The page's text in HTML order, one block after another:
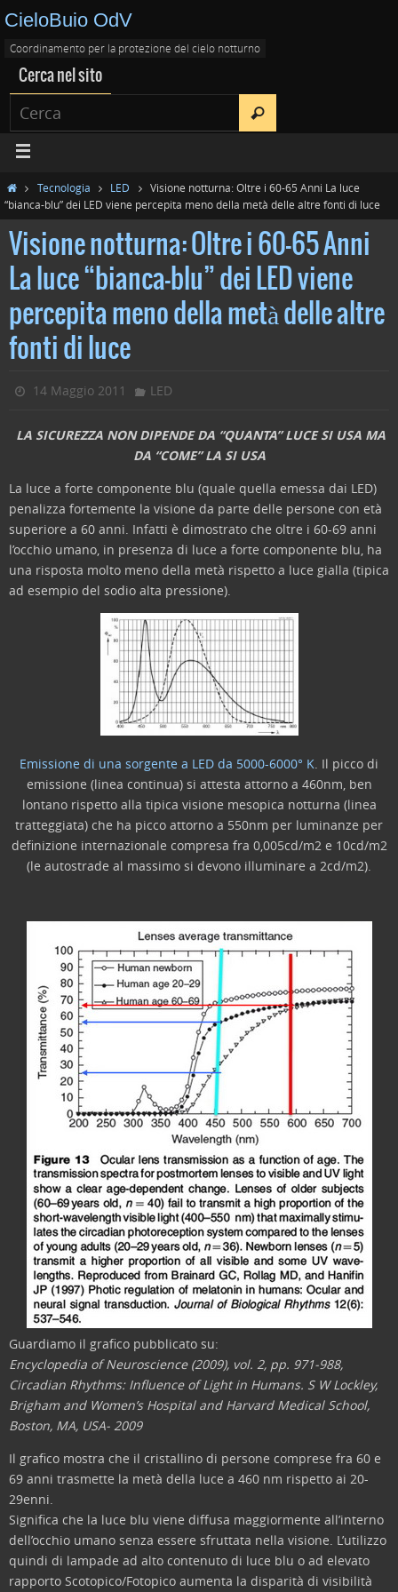
CieloBuio OdV
Coordinamento per la protezione del cielo notturno
Cerca nel sito
Tecnologia LED
Visione notturna: Oltre i 60-65 Anni La luce
“bianca-blu” dei LED viene percepita meno della metà delle altre fonti di luce
Visione notturna: Oltre i 60-65 Anni
La luce “bianca-blu” dei LED viene
percepita meno della metà delle altre
fonti di luce
14 Maggio 2011 LED
LA SICUREZZA NON DIPENDE DA “QUANTA” LUCE SI USA MA
DA “COME” LA SI USA
La luce a forte componente blu (quale quella emessa dai LED)
penalizza fortemente la visione da parte delle persone con età
superiore a 60 anni. Infatti è dimostrato che oltre i 60-69 anni
l’occhio umano, in presenza di luce a forte componente blu, ha
una risposta molto meno della metà rispetto a luce gialla (tipica
ad esempio del sodio alta pressione).
Emissione di una sorgente a LED da 5000-6000° K . Il picco di
emissione (linea continua) si attesta attorno a 460nm, ben
lontano rispetto alla tipica visione mesopica notturna (linea
tratteggiata) che ha picco attorno a 550nm per luminanze per
definizione internazionale compresa fra 0,005cd/m2 e 10cd/m2
(le autostrade al massimo si devono illuminare a 2cd/m2).
Guardiamo il grafico pubblicato su:
Encyclopedia of Neuroscience (2009), vol. 2, pp. 971-988,
Circadian Rhythms: Influence of Light in Humans. S W Lockley,
Brigham and Women’s Hospital and Harvard Medical School,
Boston, MA, USA- 2009
Il grafico mostra che il cristallino di persone comprese fra 60 e
69 anni trasmette la metà della luce a 460 nm rispetto ai 20-
29enni.
Significa che la luce blu viene diffusa maggiormente all’interno
dell’occhio umano senza essere sfruttata nella visione. L’utilizzo
quindi di lampade ad alto contenuto di luce blu o ad elevato
rapporto Scotopico/Fotopico aumenta la disparità di visibilità